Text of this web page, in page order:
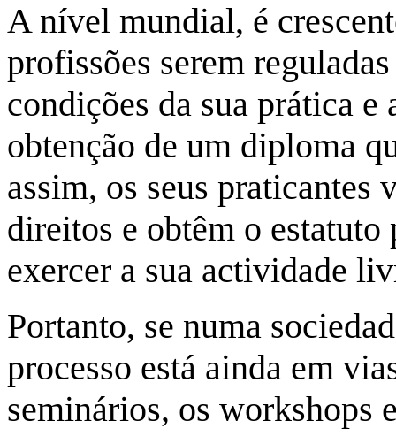
A nível mundial, é
profissões serem
condições da sua prática
obtenção de um diploma
assim, os seus praticantes
direitos e obtêm o
exercer a sua actividade
Portanto, se numa
processo está ainda em
seminários, os workshops